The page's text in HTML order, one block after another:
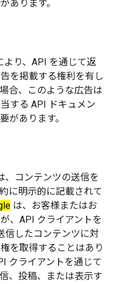
あります。
より、API を通じて返
を掲載する権利を有し
合、このような広告は
する API ドキュメン
があります。
、コンテンツの送信を
に明示的に記載されて
は、お客様またはお
、API クライアントを
信したコンテンツに対
を取得することはあり
クライアントを通じて
、投稿、または表示す